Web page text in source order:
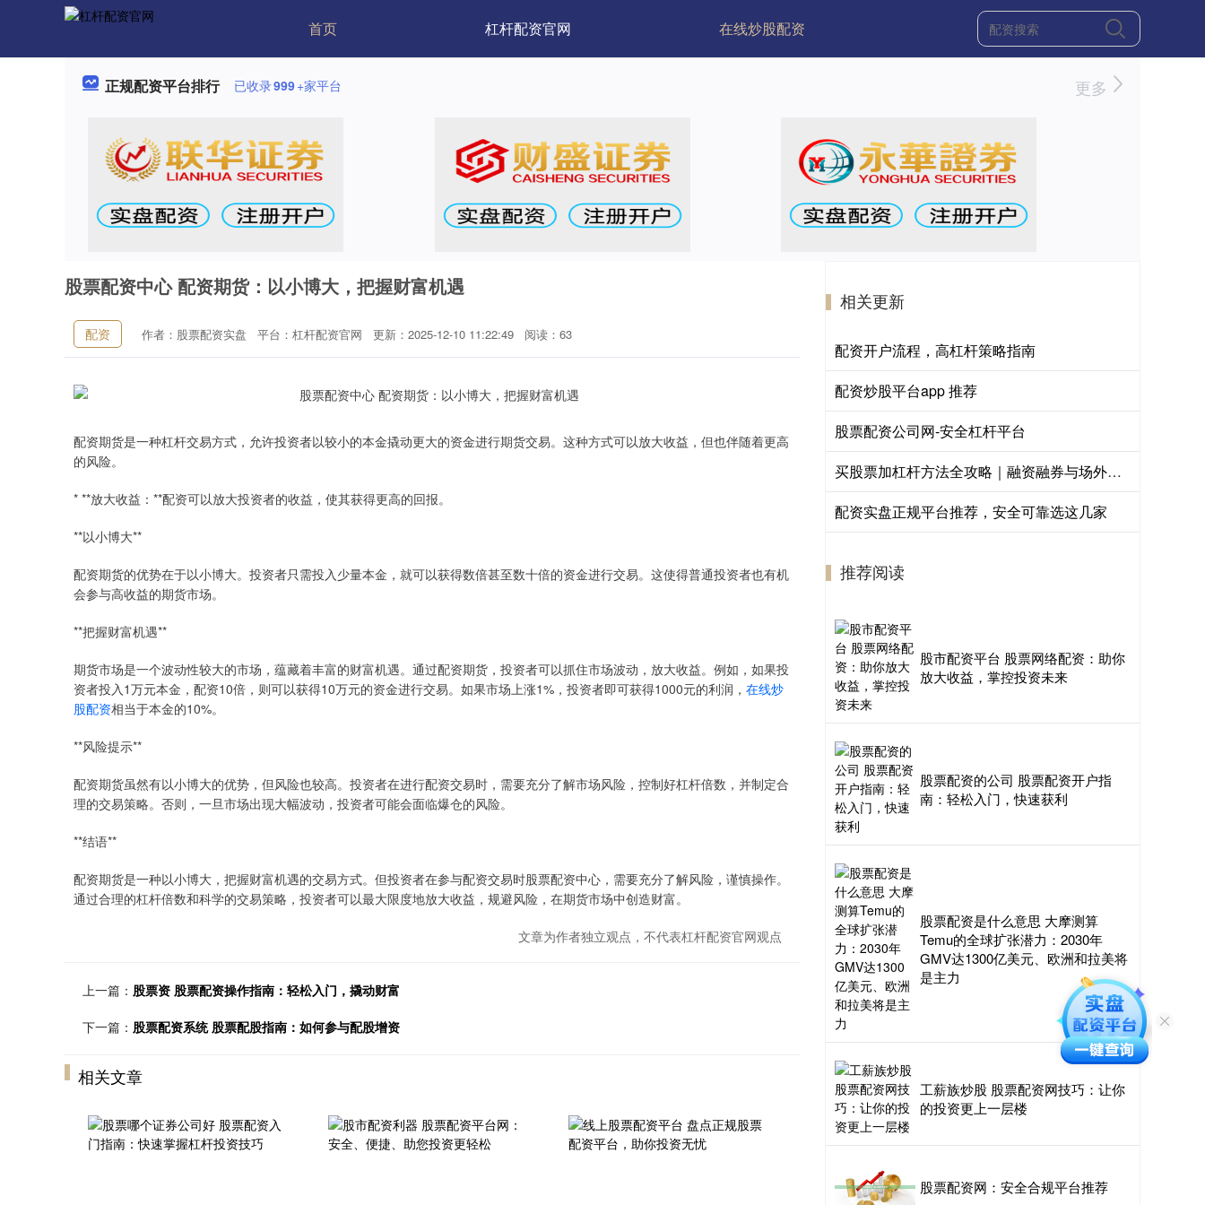
首页 杠杆配资官网 在线炒股配资
正规配资平台排行 已收录999+家平台 更多
股票配资中心 配资期货：以小博大，把握财富机遇
配资 作者：股票配资实盘 平台：杠杆配资官网 更新：2025-12-10 11:22:49 阅读：63
配资期货是一种杠杆交易方式，允许投资者以较小的本金撬动更大的资金进行期货交易。这种方式可以放大收益，但也伴随着更高
的风险。
* **放大收益：**配资可以放大投资者的收益，使其获得更高的回报。
**以小博大**
配资期货的优势在于以小博大。投资者只需投入少量本金，就可以获得数倍甚至数十倍的资金进行交易。这使得普通投资者也有机
会参与高收益的期货市场。
**把握财富机遇**
期货市场是一个波动性较大的市场，蕴藏着丰富的财富机遇。通过配资期货，投资者可以抓住市场波动，放大收益。例如，如果投
资者投入1万元本金，配资10倍，则可以获得10万元的资金进行交易。如果市场上涨1%，投资者即可获得1000元的利润， 在线炒
股配资相当于本金的10%。
**风险提示**
配资期货虽然有以小博大的优势，但风险也较高。投资者在进行配资交易时，需要充分了解市场风险，控制好杠杆倍数，并制定合
理的交易策略。否则，一旦市场出现大幅波动，投资者可能会面临爆仓的风险。
**结语**
配资期货是一种以小博大，把握财富机遇的交易方式。但投资者在参与配资交易时股票配资中心，需要充分了解风险，谨慎操作。
通过合理的杠杆倍数和科学的交易策略，投资者可以最大限度地放大收益，规避风险，在期货市场中创造财富。
文章为作者独立观点，不代表杠杆配资官网观点
上一篇： 股票资 股票配资操作指南：轻松入门，撬动财富
下一篇： 股票配资系统 股票配股指南：如何参与配股增资
相关文章
相关更新
配资开户流程，高杠杆策略指南
配资炒股平台app 推荐
股票配资公司网-安全杠杆平台
买股票加杠杆方法全攻略｜融资融券与场外配资风险详解
配资实盘正规平台推荐，安全可靠选这几家
推荐阅读
股市配资平台 股票网络配资：助你
放大收益，掌控投资未来
股票配资的公司 股票配资开户指
南：轻松入门，快速获利
股票配资是什么意思 大摩测算
Temu的全球扩张潜力：2030年
GMV达1300亿美元、欧洲和拉美将
是主力
工薪族炒股 股票配资网技巧：让你
的投资更上一层楼
股票配资网：安全合规平台推荐